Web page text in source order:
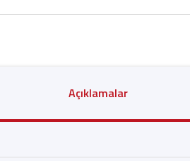
Açıklamalar